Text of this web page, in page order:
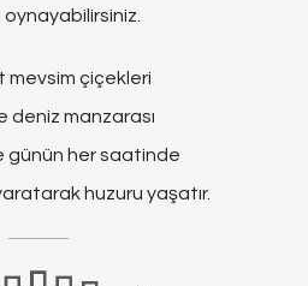
mevsim çiçekleri
deniz manzarası
günün her saatinde
huzuru yaşatır.